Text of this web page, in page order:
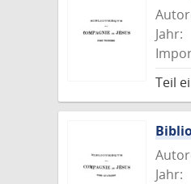
Jahr:
Teil
Jahr: